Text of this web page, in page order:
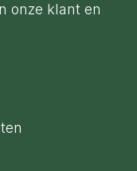
onze klant en